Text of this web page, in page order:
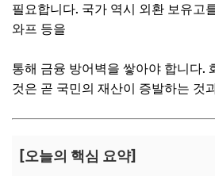
필요합니다. 국가 역시 외환 보유고
와프 등을
통해 금융 방어벽을 쌓아야 합니다.
것은 곧 국민의 재산이 증발하는 것
[오늘의 핵심 요약]